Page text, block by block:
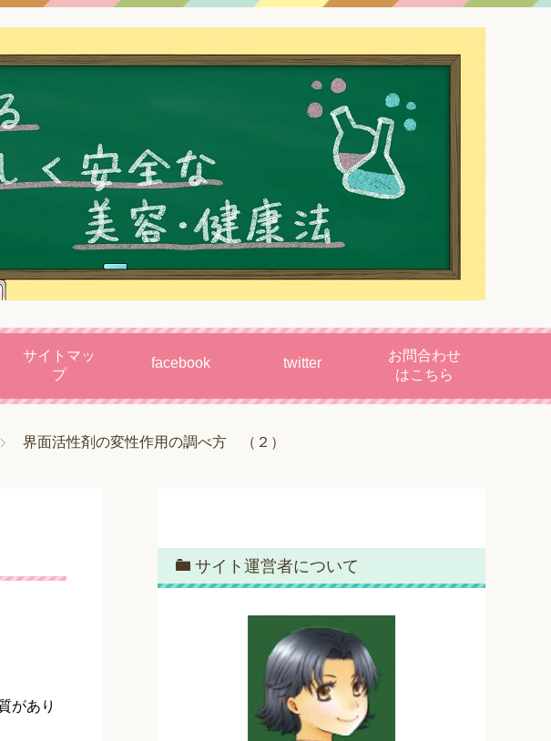
サイトマッ
プ
facebook twitter
お問合わせ
はこちら
界面活性剤の変性作用の調べ方 （２）
があり
サイト運営者について